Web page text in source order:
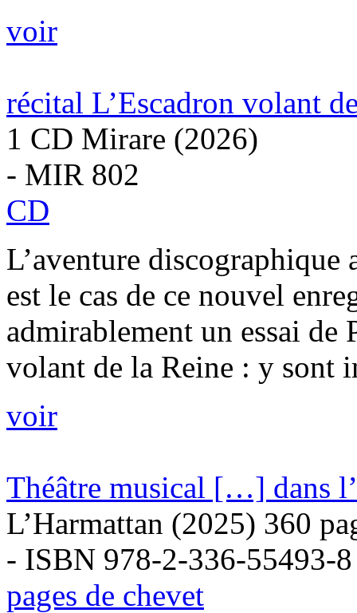
voir
récital L’Escadron volant
1 CD Mirare (2026)
- MIR 802
CD
L’aventure discographique
est le cas de ce nouvel
admirablement un essai de
volant de la Reine : y sont
voir
Théâtre musical […] dans
L’Harmattan (2025) 360
- ISBN 978-2-336-55493-8
pages de chevet